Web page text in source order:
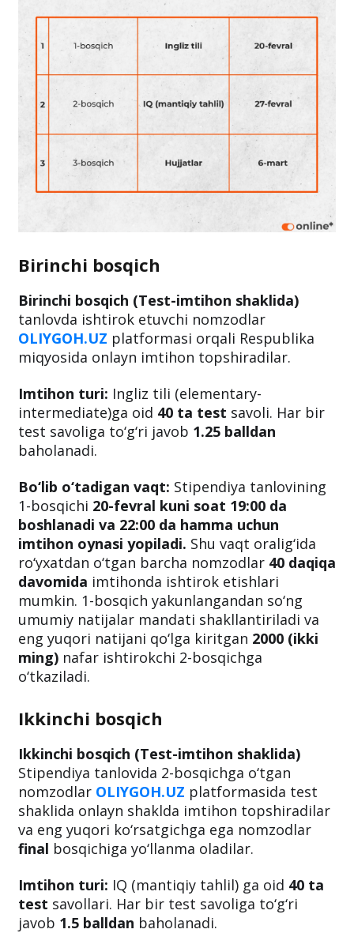
Birinchi bosqich
Birinchi bosqich (Test-imtihon shaklida)
tanlovda ishtirok etuvchi nomzodlar
OLIYGOH.UZ platformasi orqali Respublika
miqyosida onlayn imtihon topshiradilar.
Imtihon turi: Ingliz tili (elementary-
intermediate)ga oid 40 ta test savoli. Har bir
test savoliga to‘g‘ri javob 1.25 balldan
baholanadi.
Bo‘lib o‘tadigan vaqt: Stipendiya tanlovining
1-bosqichi 20-fevral kuni soat 19:00 da
boshlanadi va 22:00 da hamma uchun
imtihon oynasi yopiladi. Shu vaqt oralig‘ida
ro‘yxatdan o‘tgan barcha nomzodlar 40 daqiqa
davomida imtihonda ishtirok etishlari
mumkin. 1-bosqich yakunlangandan so‘ng
umumiy natijalar mandati shakllantiriladi va
eng yuqori natijani qo‘lga kiritgan 2000 (ikki
ming) nafar ishtirokchi 2-bosqichga
o‘tkaziladi.
Ikkinchi bosqich
Ikkinchi bosqich (Test-imtihon shaklida)
Stipendiya tanlovida 2-bosqichga o‘tgan
nomzodlar OLIYGOH.UZ platformasida test
shaklida onlayn shaklda imtihon topshiradilar
va eng yuqori ko‘rsatgichga ega nomzodlar
final bosqichiga yo‘llanma oladilar.
Imtihon turi: IQ (mantiqiy tahlil) ga oid 40 ta
test savollari. Har bir test savoliga to‘g‘ri
javob 1.5 balldan baholanadi.